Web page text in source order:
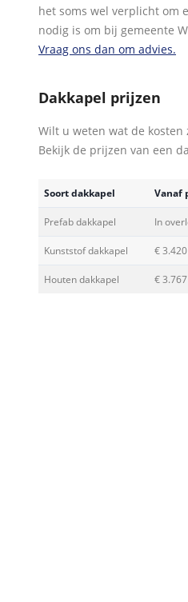
het soms wel verplicht om
nodig is om bij gemeente
Vraag ons dan om advies.
Dakkapel prijzen
Wilt u weten wat de
Bekijk de prijzen van een
Soort dakkapel Vanaf
Prefab dakkapel In
Kunststof dakkapel € 3.420
Houten dakkapel € 3.767